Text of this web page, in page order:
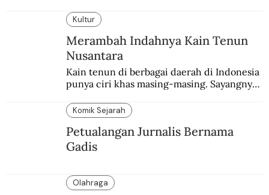
Tak ada petugas keamanan dan CCTV.
Kultur
Merambah Indahnya Kain Tenun
Nusantara
Kain tenun di berbagai daerah di Indonesia
punya ciri khas masing-masing. Sayangnya,
belum memadai.
Komik Sejarah
Petualangan Jurnalis Bernama
Gadis
Olahraga